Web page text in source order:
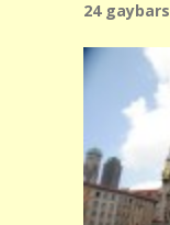
24 gaybars